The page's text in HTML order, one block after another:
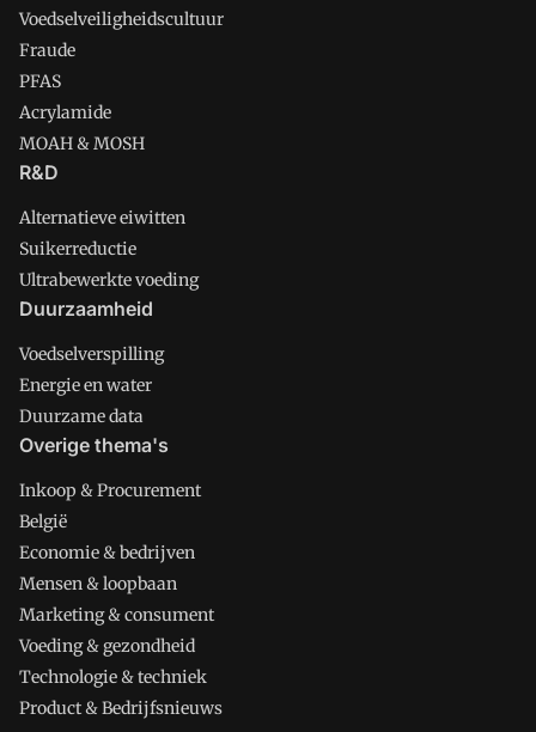
Voedselveiligheidscultuur
Fraude
PFAS
Acrylamide
MOAH & MOSH
R&D
Alternatieve eiwitten
Suikerreductie
Ultrabewerkte voeding
Duurzaamheid
Voedselverspilling
Energie en water
Duurzame data
Overige thema's
Inkoop & Procurement
België
Economie & bedrijven
Mensen & loopbaan
Marketing & consument
Voeding & gezondheid
Technologie & techniek
Product & Bedrijfsnieuws